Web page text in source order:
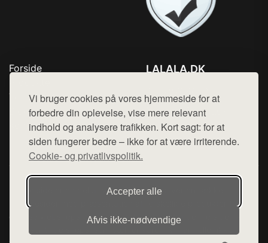
Vi bruger cookies på vores hjemmeside for at
forbedre din oplevelse, vise mere relevant
indhold og analysere trafikken. Kort sagt: for at
siden fungerer bedre – ikke for at være irriterende.
Cookie- og privatlivspolitik.
Accepter alle
Afvis ikke‑nødvendige
Forside
Top Rabatter
Blog
Kontakt
LALALA.DK
Mail: hej@want.dk
Cookie- og privatlivspolitik
Denne side er en del af want.dk, der udgiver en række
hjemmesider med præsentation af forskellige produkter fra
diverse webshops. Der sælges ikke varer fra denne side - vi